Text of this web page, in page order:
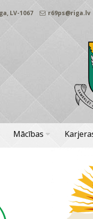
LV-1067 r69ps@riga.lv
Mācības